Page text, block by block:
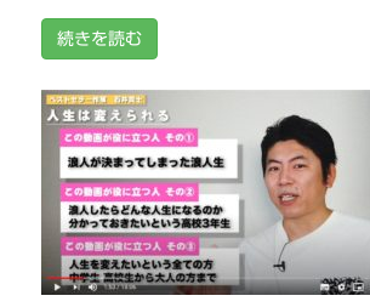
続きを読む